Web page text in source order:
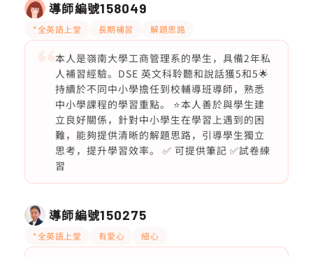
導師編號158049
*全英語上堂 長期補習 解題思路
本人是嶺南大學工商管理系的學生，具備2年私
人補習經驗。DSE 英文科聆聽和說話獲5和5🌟
持續於不同中小學擔任到校輔導班導師，熟悉
中小學課程的學習重點。 ⭐️本人善於與學生建
立良好關係，針對中小學生在學習上遇到的困
難，能夠提供清晰的解題思路，引導學生獨立
思考，提升學習效率。 ✅ 可提供筆記 ✅試卷練
習
導師編號150275
*全英語上堂 有愛心 細心